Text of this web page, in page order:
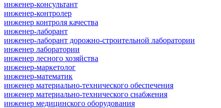
инженер-консультант
инженер-контролер
инженер контроля качества
инженер-лаборант
инженер-лаборант дорожно-строительной лаборатории
инженер лаборатории
инженер лесного хозяйства
инженер-маркетолог
инженер-математик
инженер материально-технического обеспечения
инженер материально-технического снабжения
инженер медицинского оборудования